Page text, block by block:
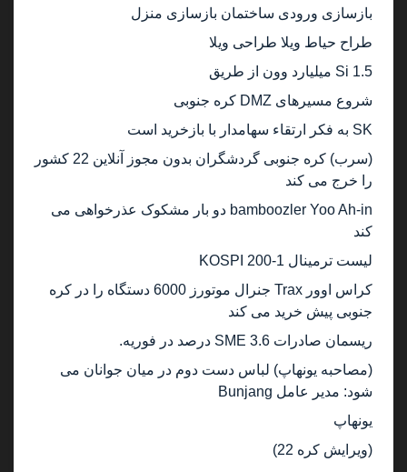
بازسازی ورودی ساختمان بازسازی منزل
طراح حیاط ویلا طراحی ویلا
Si 1.5 میلیارد وون از طریق
شروع مسیرهای DMZ کره جنوبی
SK به فکر ارتقاء سهامدار با بازخرید است
(سرب) کره جنوبی گردشگران بدون مجوز آنلاین 22 کشور
را خرج می کند
bamboozler Yoo Ah-in دو بار مشکوک عذرخواهی می
کند
لیست ترمینال KOSPI 200-1
کراس اوور Trax جنرال موتورز 6000 دستگاه را در کره
جنوبی پیش خرید می کند
ریسمان صادرات SME 3.6 درصد در فوریه.
(مصاحبه یونهاپ) لباس دست دوم در میان جوانان می
شود: مدیر عامل Bunjang
یونهاپ
(ویرایش کره 22)